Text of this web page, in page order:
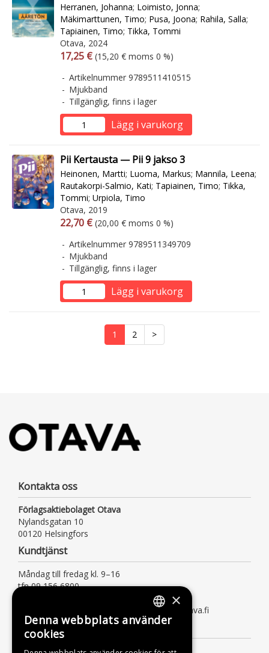
Herranen, Johanna; Loimisto, Jonna;
Mäkimarttunen, Timo; Pusa, Joona; Rahila, Salla;
Tapiainen, Timo; Tikka, Tommi
Otava, 2024
Arvonlisäverollinen hinta
17,25 € Arvonlisäveroton hinta
(15,20 € moms 0 %)
Artikelnummer 9789511410515
Mjukband
Tillgänglig, finns i lager
Lägg i varukorg
Pii Kertausta — Pii 9 jakso 3
Heinonen, Martti; Luoma, Markus; Mannila, Leena;
Rautakorpi-Salmio, Kati; Tapiainen, Timo; Tikka,
Tommi; Urpiola, Timo
Otava, 2019
Arvonlisäverollinen hinta
22,70 € Arvonlisäveroton hinta
(20,00 € moms 0 %)
Artikelnummer 9789511349709
Mjukband
Tillgänglig, finns i lager
Lägg i varukorg
1 2 >
Kontakta oss
Förlagsaktiebolaget Otava
Nylandsgatan 10
00120 Helsingfors
Kundtjänst
Måndag till fredag kl. 9–16
tfn 09 156 6800
kundtjanst@otava.fi eller asiakaspalvelu@otava.fi
Information
Leverans
FINNISH
×
Denna webbplats använder
cookies